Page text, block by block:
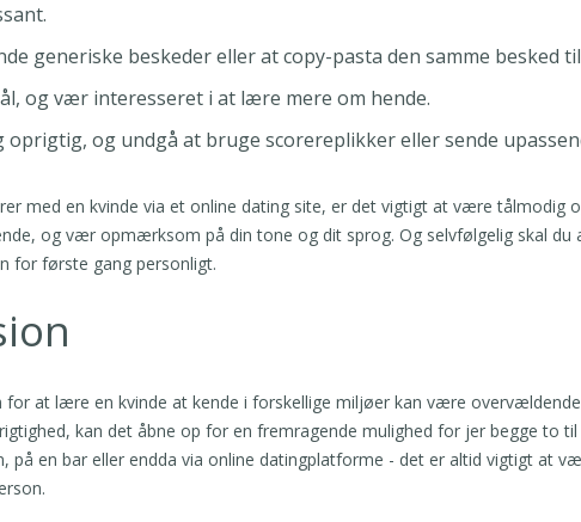
generiske beskeder eller at copy-pasta den samme besked
og vær interesseret i at lære mere om hende.
og undgå at bruge scorereplikker eller sende
med en kvinde via et online dating site, er det vigtigt at være tålmodig
og vær opmærksom på din tone og dit sprog. Og selvfølgelig skal du
for første gang personligt.
for at lære en kvinde at kende i forskellige miljøer kan være
kan det åbne op for en fremragende mulighed for jer begge to
på en bar eller endda via online datingplatforme - det er altid vigtigt at